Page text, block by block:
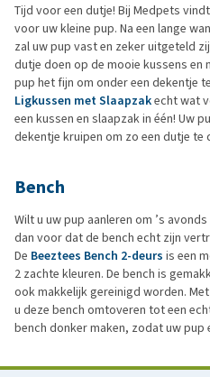
Tijd voor een dutje! Bij Medpets
voor uw kleine pup. Na een lange
zal uw pup vast en zeker uitgeteld
dutje doen op de mooie kussens en
pup het fijn om onder een dekentje
Ligkussen met Slaapzakecht wat
een kussen en slaapzak in één! Uw
dekentje kruipen om zo een dutje te
Bench
Wilt u uw pup aanleren om ’s
dan voor dat de bench echt zijn
De Beeztees Bench 2-deurs is een
2 zachte kleuren. De bench is
ook makkelijk gereinigd worden.
u deze bench omtoveren tot een
bench donker maken, zodat uw pup